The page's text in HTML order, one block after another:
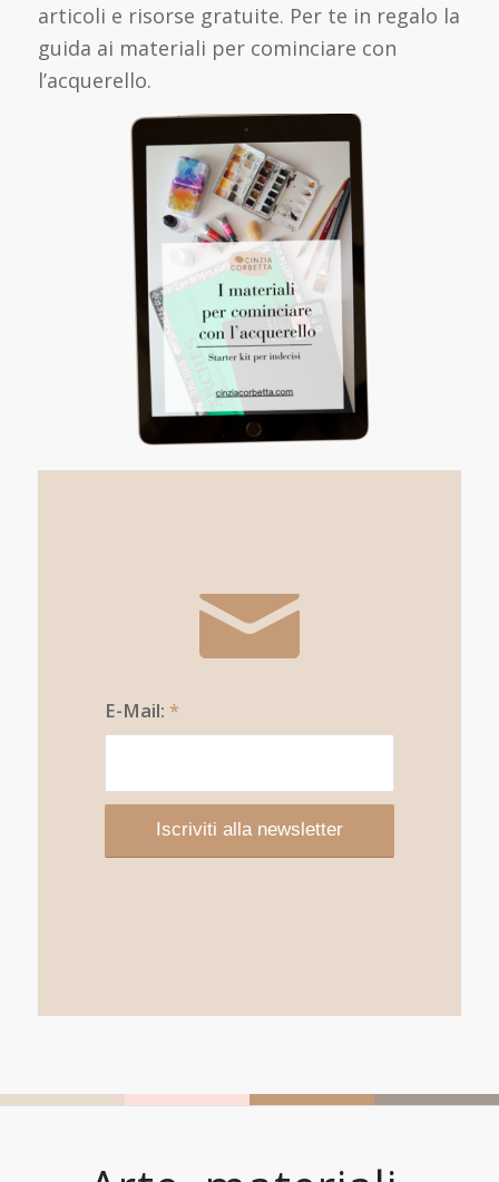
articoli e risorse gratuite. Per te in regalo la
guida ai materiali per cominciare con
l’acquerello.
E-Mail: *